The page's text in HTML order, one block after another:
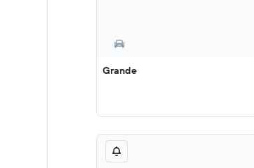
Grande